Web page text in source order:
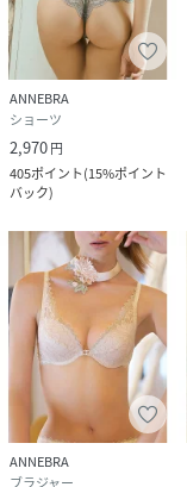
サイズ
品番
ANNEBRA
ショーツ
2,970円
405ポイント(15%ポイント
バック)
ANNEBRA
ブラジャー